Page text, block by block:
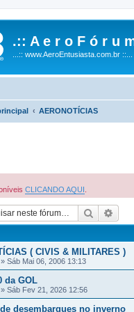
.:: A e r o F ó r u
...:: www.AeroEntusiasta.com.br ::...
AERONOTÍCIAS
CLICANDO AQUI
Pesquisar
( CIVIS & MILITARES )
» Sáb Mai 06, 2006 13:13
da GOL
» Sáb Fev 21, 2026 12:56
desembarques no inverno